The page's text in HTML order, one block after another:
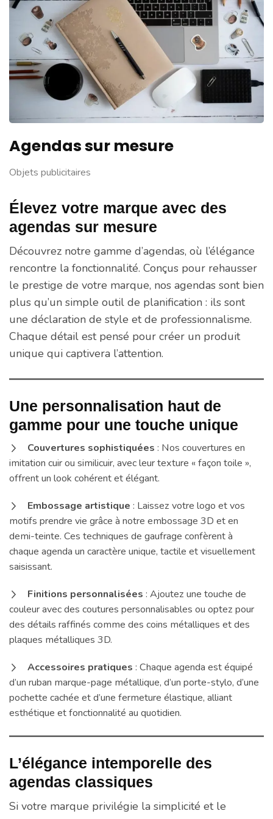
Agendas sur mesure
Objets publicitaires
Élevez votre marque avec des
agendas sur mesure
Découvrez notre gamme d’agendas, où l’élégance
rencontre la fonctionnalité. Conçus pour rehausser
le prestige de votre marque, nos agendas sont bien
plus qu’un simple outil de planification : ils sont
une déclaration de style et de professionnalisme.
Chaque détail est pensé pour créer un produit
unique qui captivera l’attention.
Une personnalisation haut de
gamme pour une touche unique
Couvertures sophistiquées : Nos couvertures en
imitation cuir ou similicuir, avec leur texture « façon toile »,
offrent un look cohérent et élégant.
Embossage artistique : Laissez votre logo et vos
motifs prendre vie grâce à notre embossage 3D et en
demi-teinte. Ces techniques de gaufrage confèrent à
chaque agenda un caractère unique, tactile et visuellement
saisissant.
Finitions personnalisées : Ajoutez une touche de
couleur avec des coutures personnalisables ou optez pour
des détails raffinés comme des coins métalliques et des
plaques métalliques 3D.
Accessoires pratiques : Chaque agenda est équipé
d’un ruban marque-page métallique, d’un porte-stylo, d’une
pochette cachée et d’une fermeture élastique, alliant
esthétique et fonctionnalité au quotidien.
L’élégance intemporelle des
agendas classiques
Si votre marque privilégie la simplicité et le